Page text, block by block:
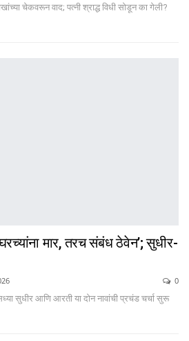
चेकवरून वाद; पत्नी श्राद्ध विधी सोडून का गेली?
मार, तरच संबंध ठेवेन’; सुधीर-
0
सुधीर आणि आरती या दोन नावांची प्रचंड चर्चा सुरू